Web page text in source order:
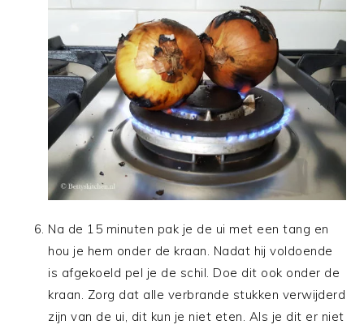
Na de 15 minuten pak je de ui met een tang en
hou je hem onder de kraan. Nadat hij voldoende
is afgekoeld pel je de schil. Doe dit ook onder de
kraan. Zorg dat alle verbrande stukken verwijderd
zijn van de ui, dit kun je niet eten. Als je dit er niet